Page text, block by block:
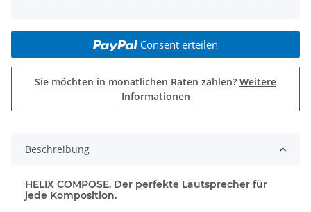
Consent erteilen
Sie möchten in monatlichen Raten zahlen? Weitere
Informationen
Beschreibung
HELIX COMPOSE. Der perfekte Lautsprecher für
jede Komposition.